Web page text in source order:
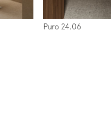
Puro 24.06